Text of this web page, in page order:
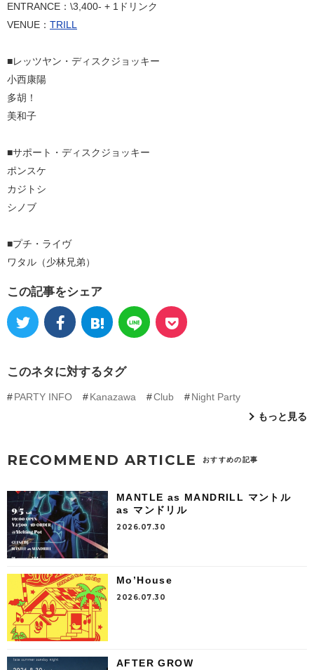
ENTRANCE：\3,400- + 1ドリンク
VENUE： TRILL
■レッツヤン・ディスクジョッキー
小西康陽
多胡！
美和子
■サポート・ディスクジョッキー
ポンスケ
カジトシ
シノブ
■プチ・ライヴ
ワタル（少林兄弟）
この記事をシェア
このネタに対するタグ
PARTY INFO Kanazawa Club
Night Party
もっと見る
RECOMMEND ARTICLE おすすめの記事
MANTLE as MANDRILL マントル
as マンドリル
2026.07.30
Mo’House
2026.07.30
AFTER GROW